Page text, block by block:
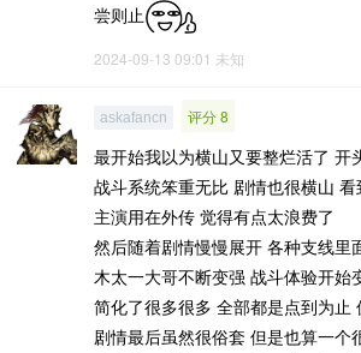
尝则止
2024-09-13 09:01 未知
askafancn 评分 8
最开始我以为横山又要整烂活了 开
战斗系统笨重无比 剧情也很横山
主演用在外传 觉得有点太浪费了
然后随着剧情慢慢展开 各种支线里
木太一大哥不断变强 战斗体验开始
简化了很多很多 全部都是点到为止
剧情最后虽然很俗套 但是也算一个